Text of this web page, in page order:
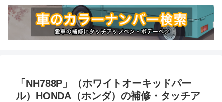
「NH788P」（ホワイトオーキッドパー
ル）HONDA（ホンダ）の補修・タッチア